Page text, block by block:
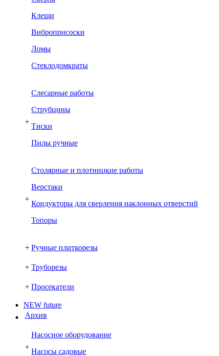
Клещи
Виброприсоски
Ломы
Стеклодомкраты
+
Слесарные работы
Струбцины
Тиски
Пилы ручные
+
Столярные и плотницкие работы
Верстаки
Кондукторы для сверления наклонных отверстий
Топоры
+ Ручные плиткорезы
+ Труборезы
+ Просекатели
NEW future
Архив
+
Насосное оборудование
Насосы садовые